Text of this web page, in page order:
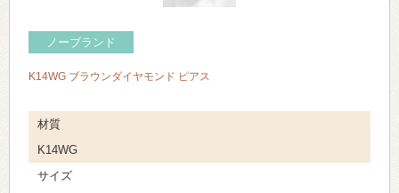
ノーブランド
K14WG ブラウンダイヤモンド ピアス
材質
K14WG
サイズ